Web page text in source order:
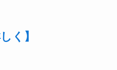
く】